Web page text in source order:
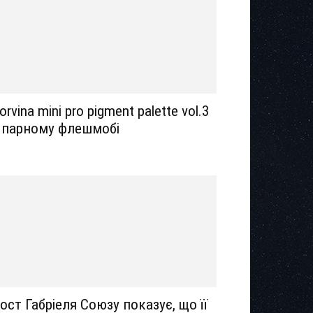
mini pro pigment palette vol.3
флешмобі
Габріеля Союзу показує, що її